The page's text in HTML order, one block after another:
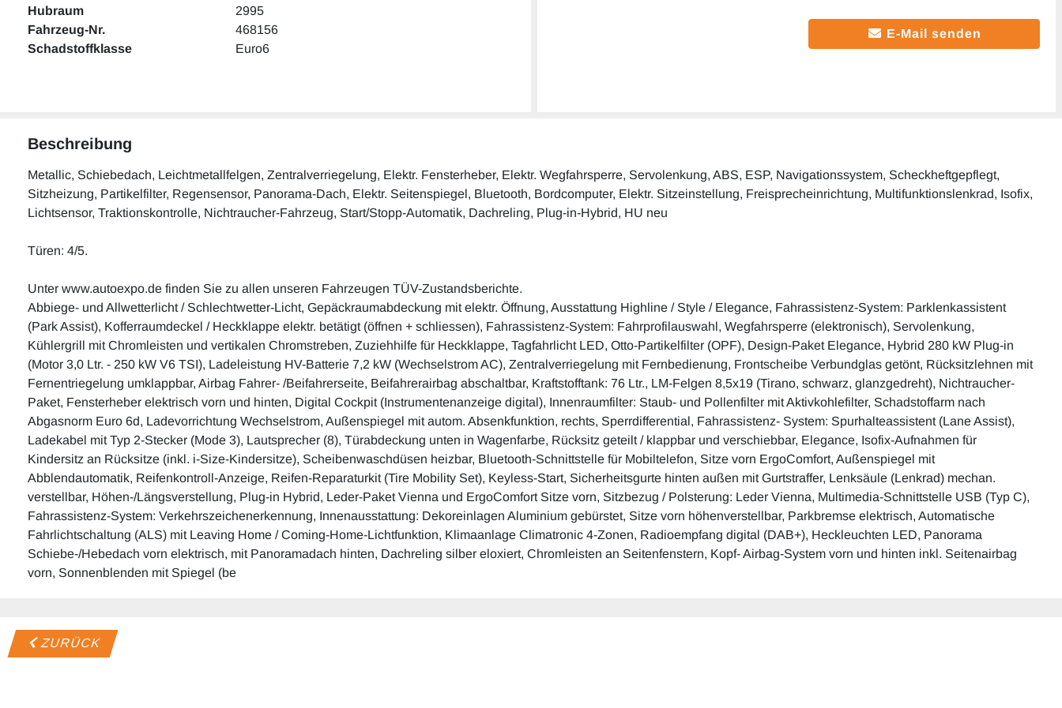
Hubraum
2995
Fahrzeug-Nr.
468156
Schadstoffklasse
Euro6
E-Mail senden
Beschreibung
Metallic, Schiebedach, Leichtmetallfelgen, Zentralverriegelung, Elektr. Fensterheber, Elektr. Wegfahrsperre, Servolenkung, ABS, ESP, Navigationssystem, Scheckheftgepflegt,
Sitzheizung, Partikelfilter, Regensensor, Panorama-Dach, Elektr. Seitenspiegel, Bluetooth, Bordcomputer, Elektr. Sitzeinstellung, Freisprecheinrichtung, Multifunktionslenkrad, Isofix,
Lichtsensor, Traktionskontrolle, Nichtraucher-Fahrzeug, Start/Stopp-Automatik, Dachreling, Plug-in-Hybrid, HU neu
Türen: 4/5.
Unter www.autoexpo.de finden Sie zu allen unseren Fahrzeugen TÜV-Zustandsberichte.
Abbiege- und Allwetterlicht / Schlechtwetter-Licht, Gepäckraumabdeckung mit elektr. Öffnung, Ausstattung Highline / Style / Elegance, Fahrassistenz-System: Parklenkassistent
(Park Assist), Kofferraumdeckel / Heckklappe elektr. betätigt (öffnen + schliessen), Fahrassistenz-System: Fahrprofilauswahl, Wegfahrsperre (elektronisch), Servolenkung,
Kühlergrill mit Chromleisten und vertikalen Chromstreben, Zuziehhilfe für Heckklappe, Tagfahrlicht LED, Otto-Partikelfilter (OPF), Design-Paket Elegance, Hybrid 280 kW Plug-in
(Motor 3,0 Ltr. - 250 kW V6 TSI), Ladeleistung HV-Batterie 7,2 kW (Wechselstrom AC), Zentralverriegelung mit Fernbedienung, Frontscheibe Verbundglas getönt, Rücksitzlehnen mit
Fernentriegelung umklappbar, Airbag Fahrer- /Beifahrerseite, Beifahrerairbag abschaltbar, Kraftstofftank: 76 Ltr., LM-Felgen 8,5x19 (Tirano, schwarz, glanzgedreht), Nichtraucher-
Paket, Fensterheber elektrisch vorn und hinten, Digital Cockpit (Instrumentenanzeige digital), Innenraumfilter: Staub- und Pollenfilter mit Aktivkohlefilter, Schadstoffarm nach
Abgasnorm Euro 6d, Ladevorrichtung Wechselstrom, Außenspiegel mit autom. Absenkfunktion, rechts, Sperrdifferential, Fahrassistenz- System: Spurhalteassistent (Lane Assist),
Ladekabel mit Typ 2-Stecker (Mode 3), Lautsprecher (8), Türabdeckung unten in Wagenfarbe, Rücksitz geteilt / klappbar und verschiebbar, Elegance, Isofix-Aufnahmen für
Kindersitz an Rücksitze (inkl. i-Size-Kindersitze), Scheibenwaschdüsen heizbar, Bluetooth-Schnittstelle für Mobiltelefon, Sitze vorn ErgoComfort, Außenspiegel mit
Abblendautomatik, Reifenkontroll-Anzeige, Reifen-Reparaturkit (Tire Mobility Set), Keyless-Start, Sicherheitsgurte hinten außen mit Gurtstraffer, Lenksäule (Lenkrad) mechan.
verstellbar, Höhen-/Längsverstellung, Plug-in Hybrid, Leder-Paket Vienna und ErgoComfort Sitze vorn, Sitzbezug / Polsterung: Leder Vienna, Multimedia-Schnittstelle USB (Typ C),
Fahrassistenz-System: Verkehrszeichenerkennung, Innenausstattung: Dekoreinlagen Aluminium gebürstet, Sitze vorn höhenverstellbar, Parkbremse elektrisch, Automatische
Fahrlichtschaltung (ALS) mit Leaving Home / Coming-Home-Lichtfunktion, Klimaanlage Climatronic 4-Zonen, Radioempfang digital (DAB+), Heckleuchten LED, Panorama
Schiebe-/Hebedach vorn elektrisch, mit Panoramadach hinten, Dachreling silber eloxiert, Chromleisten an Seitenfenstern, Kopf- Airbag-System vorn und hinten inkl. Seitenairbag
vorn, Sonnenblenden mit Spiegel (be
ZURÜCK